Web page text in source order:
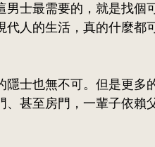
士最需要的，就是找個
人的生活，真的什麼都
士也無不可。但是更多
甚至房門，一輩子依賴